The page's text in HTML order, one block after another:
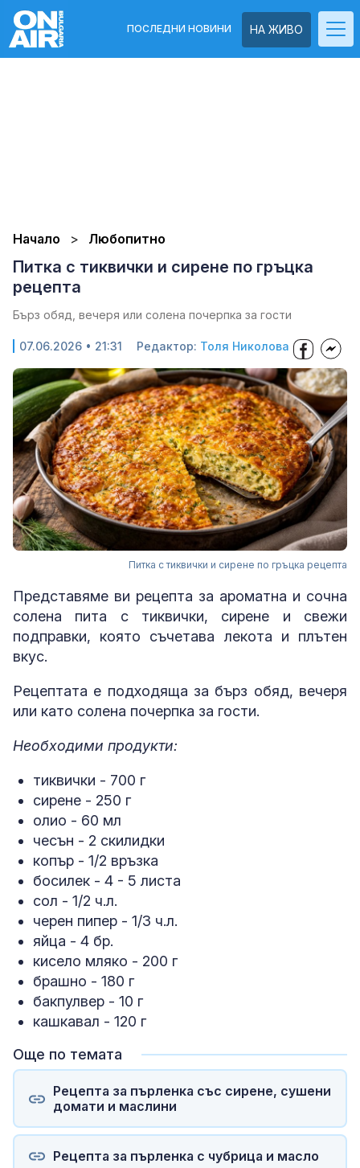
НА ЖИВО
ПОСЛЕДНИ НОВИНИ
Начало Любопитно
Питка с тиквички и сирене по гръцка
рецепта
Бърз обяд, вечеря или солена почерпка за гости
07.06.2026 • 21:31 Редактор: Толя Николова
Питка с тиквички и сирене по гръцка рецепта
Представяме ви рецепта за ароматна и сочна
солена пита с тиквички, сирене и свежи
подправки, която съчетава лекота и плътен
вкус.
Рецептата е подходяща за бърз обяд, вечеря
или като солена почерпка за гости.
Необходими продукти:
тиквички - 700 г
сирене - 250 г
олио - 60 мл
чесън - 2 скилидки
копър - 1/2 връзка
босилек - 4 - 5 листа
сол - 1/2 ч.л.
черен пипер - 1/3 ч.л.
яйца - 4 бр.
кисело мляко - 200 г
брашно - 180 г
бакпулвер - 10 г
кашкавал - 120 г
Още по темата
Рецепта за пърленка със сирене, сушени
домати и маслини
Рецепта за пърленка с чубрица и масло